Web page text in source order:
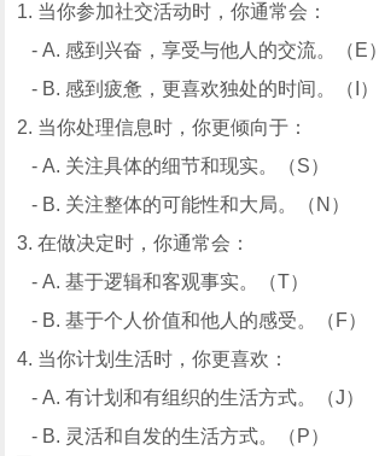
1. 当你参加社交活动时，你通常会：
- A. 感到兴奋，享受与他人的交流。（E）
- B. 感到疲惫，更喜欢独处的时间。（I）
2. 当你处理信息时，你更倾向于：
- A. 关注具体的细节和现实。（S）
- B. 关注整体的可能性和大局。（N）
3. 在做决定时，你通常会：
- A. 基于逻辑和客观事实。（T）
- B. 基于个人价值和他人的感受。（F）
4. 当你计划生活时，你更喜欢：
- A. 有计划和有组织的生活方式。（J）
- B. 灵活和自发的生活方式。（P）